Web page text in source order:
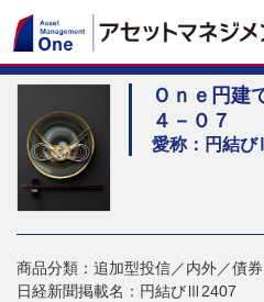
Ｏｎｅ円建
４－０７
愛称：円結
商品分類：追加型投信／内外／債券
日経新聞掲載名：円結びⅢ2407